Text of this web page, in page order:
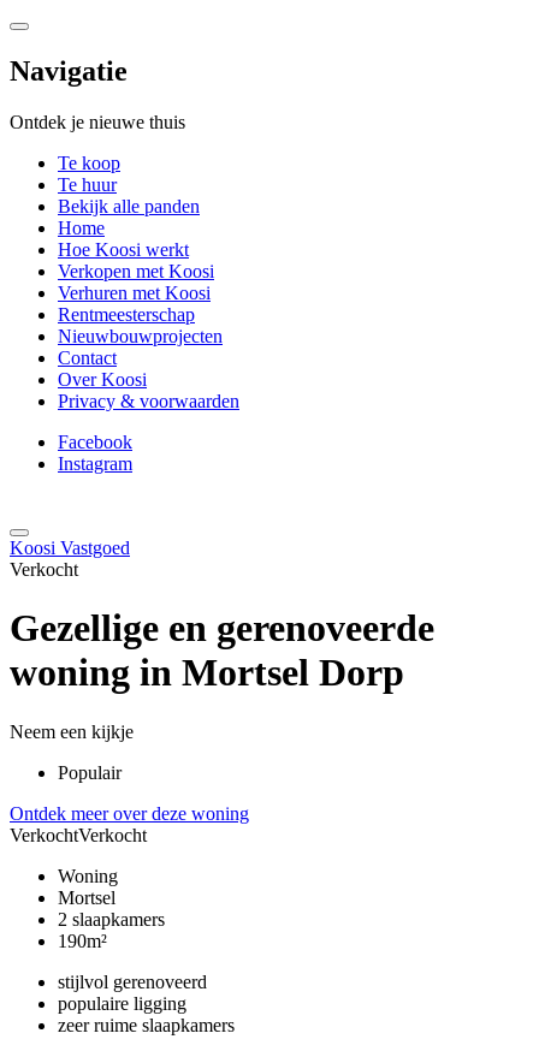
Navigatie
Ontdek je nieuwe thuis
Te koop
Te huur
Bekijk alle panden
Home
Hoe Koosi werkt
Verkopen met Koosi
Verhuren met Koosi
Rentmeesterschap
Nieuwbouwprojecten
Contact
Over Koosi
Privacy & voorwaarden
Facebook
Instagram
Koosi Vastgoed
Verkocht
Gezellige en gerenoveerde
woning in Mortsel Dorp
Neem een kijkje
Populair
Ontdek meer over deze woning
VerkochtVerkocht
Woning
Mortsel
2 slaapkamers
190m²
stijlvol gerenoveerd
populaire ligging
zeer ruime slaapkamers